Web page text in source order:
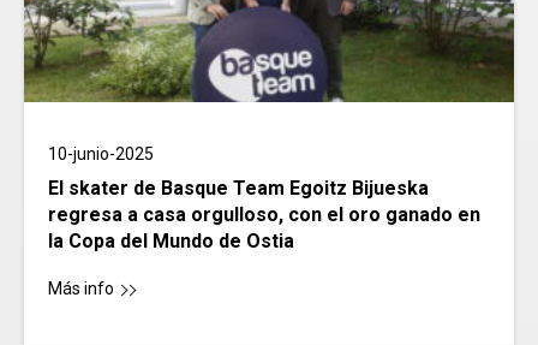
10-junio-2025
El skater de Basque Team Egoitz Bijueska
regresa a casa orgulloso, con el oro ganado en
la Copa del Mundo de Ostia
Más info